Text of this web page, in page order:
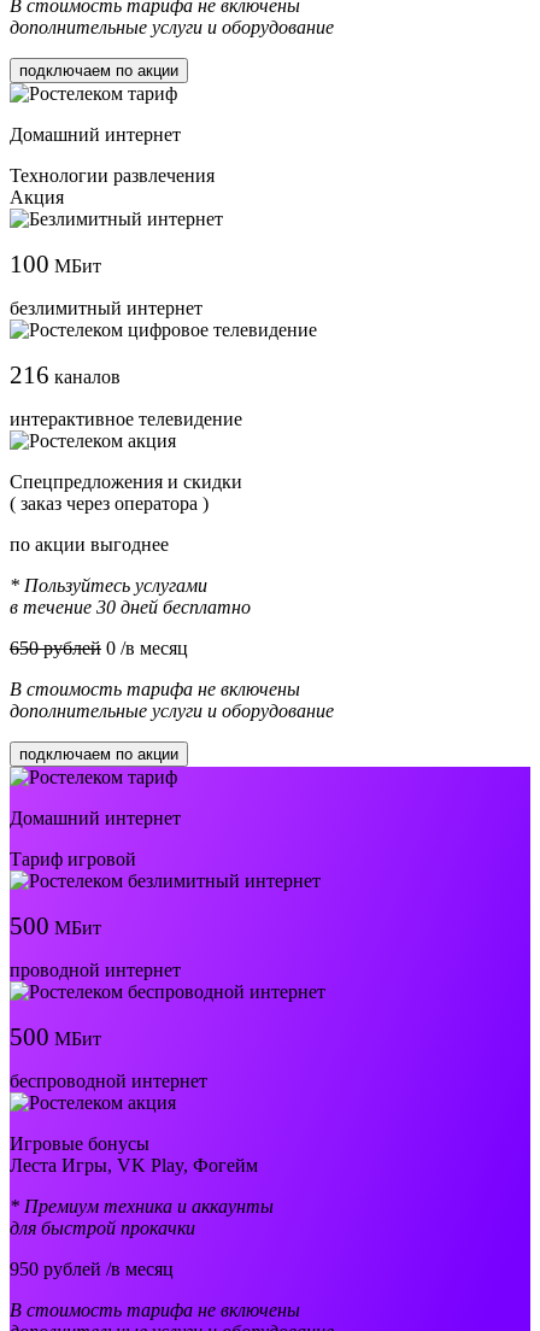
В стоимость тарифа не включены
дополнительные услуги и оборудование
подключаем по акции
Домашний интернет
Технологии развлечения
Акция
100 МБит
безлимитный интернет
216 каналов
интерактивное телевидение
Cпецпредложения и скидки
( заказ через оператора )
по акции выгоднее
* Пользуйтесь услугами
в течение 30 дней бесплатно
650 рублей 0 /в месяц
В стоимость тарифа не включены
дополнительные услуги и оборудование
подключаем по акции
Домашний интернет
Тариф игровой
500 МБит
проводной интернет
500 МБит
беспроводной интернет
Игровые бонусы
Леста Игры, VK Play, Фогейм
* Премиум техника и аккаунты
для быстрой прокачки
950 рублей /в месяц
В стоимость тарифа не включены